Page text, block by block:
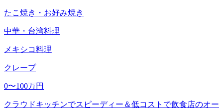
たこ焼き・お好み焼き
中華・台湾料理
メキシコ料理
クレープ
0〜100万円
クラウドキッチンでスピーディー＆低コストで飲食店のオー